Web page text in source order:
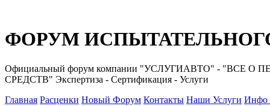
ФОРУМ
Официальный форум компании "УСЛУГИАВТО" -
СРЕДСТВ" Экспертиза - Сертификация - Услуги
Главная Расценки Новый Форум Контакты Наши Услуги Инфо